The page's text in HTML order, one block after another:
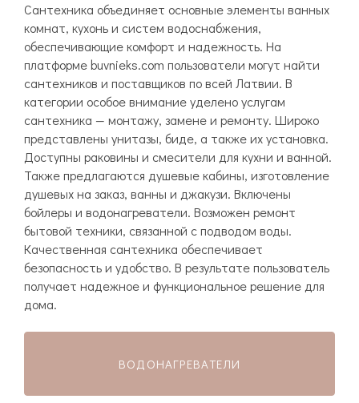
Сантехника объединяет основные элементы ванных
комнат, кухонь и систем водоснабжения,
обеспечивающие комфорт и надежность. На
платформе buvnieks.com пользователи могут найти
сантехников и поставщиков по всей Латвии. В
категории особое внимание уделено услугам
сантехника — монтажу, замене и ремонту. Широко
представлены унитазы, биде, а также их установка.
Доступны раковины и смесители для кухни и ванной.
Также предлагаются душевые кабины, изготовление
душевых на заказ, ванны и джакузи. Включены
бойлеры и водонагреватели. Возможен ремонт
бытовой техники, связанной с подводом воды.
Качественная сантехника обеспечивает
безопасность и удобство. В результате пользователь
получает надежное и функциональное решение для
дома.
BОДОНАГРЕВАТЕЛИ